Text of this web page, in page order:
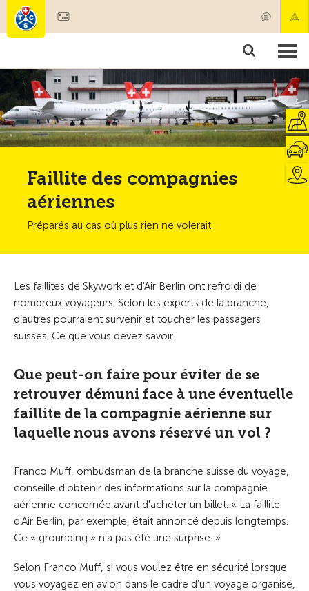
Membres & prestations
Tests, sécurité & santé
Faillite des compagnies
aériennes
Préparés au cas où plus rien ne volerait.
Les faillites de Skywork et d'Air Berlin ont refroidi de
nombreux voyageurs. Selon les experts de la branche,
d’autres pourraient survenir et toucher les passagers
suisses. Ce que vous devez savoir.
Que peut-on faire pour éviter de se
retrouver démuni face à une éventuelle
faillite de la compagnie aérienne sur
laquelle nous avons réservé un vol ?
Franco Muff, ombudsman de la branche suisse du voyage,
conseille d'obtenir des informations sur la compagnie
aérienne concernée avant d'acheter un billet. « La faillite
d'Air Berlin, par exemple, était annoncé depuis longtemps.
Ce « grounding » n’a pas été une surprise. »
Selon Franco Muff, si vous voulez être en sécurité lorsque
vous voyagez en avion dans le cadre d'un voyage organisé,